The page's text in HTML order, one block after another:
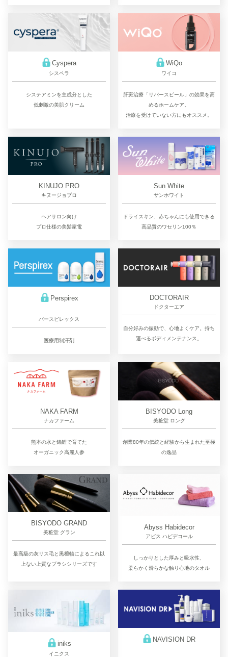
Cyspera
シスペラ
システアミンを主成分とした
低刺激の美肌クリーム
WiQo
ワイコ
肝斑治療「リバースピール」の効果を高
めるホームケア。
治療を受けていない方にもオススメ。
KINUJO PRO
キヌージョプロ
ヘアサロン向け
プロ仕様の美髪家電
Sun White
サンホワイト
ドライスキン、赤ちゃんにも使用できる
高品質のワセリン100％
Perspirex
パースピレックス
医療用制汗剤
DOCTORAIR
ドクターエア
自分好みの振動で、心地よくケア。持ち
運べるボディメンテナンス。
NAKA FARM
ナカファーム
熊本の水と錦鯉で育てた
オーガニック高麗人参
BISYODO Long
美粧堂 ロング
創業80年の伝統と経験から生まれた至極
の逸品
BISYODO GRAND
美粧堂 グラン
最高級の灰リス毛と黒檀軸によるこれ以
上ない上質なブラシシリーズです
Abyss Habidecor
アビス ハビデコール
しっかりとした厚みと吸水性、
柔らかく滑らかな触り心地のタオル
iniks
イニクス
NAVISION DR